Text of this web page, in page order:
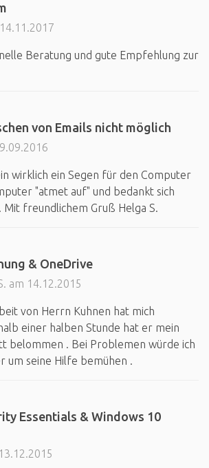
Beratung und gute Empfehlung zur
von Emails nicht möglich
wirklich ein Segen für den Computer
"atmet auf" und bedankt sich
Mit freundlichem Gruß Helga S.
& OneDrive
am 14.12.2015
von Herrn Kuhnen hat mich
einer halben Stunde hat er mein
belommen . Bei Problemen würde ich
um seine Hilfe bemühen .
Essentials & Windows 10